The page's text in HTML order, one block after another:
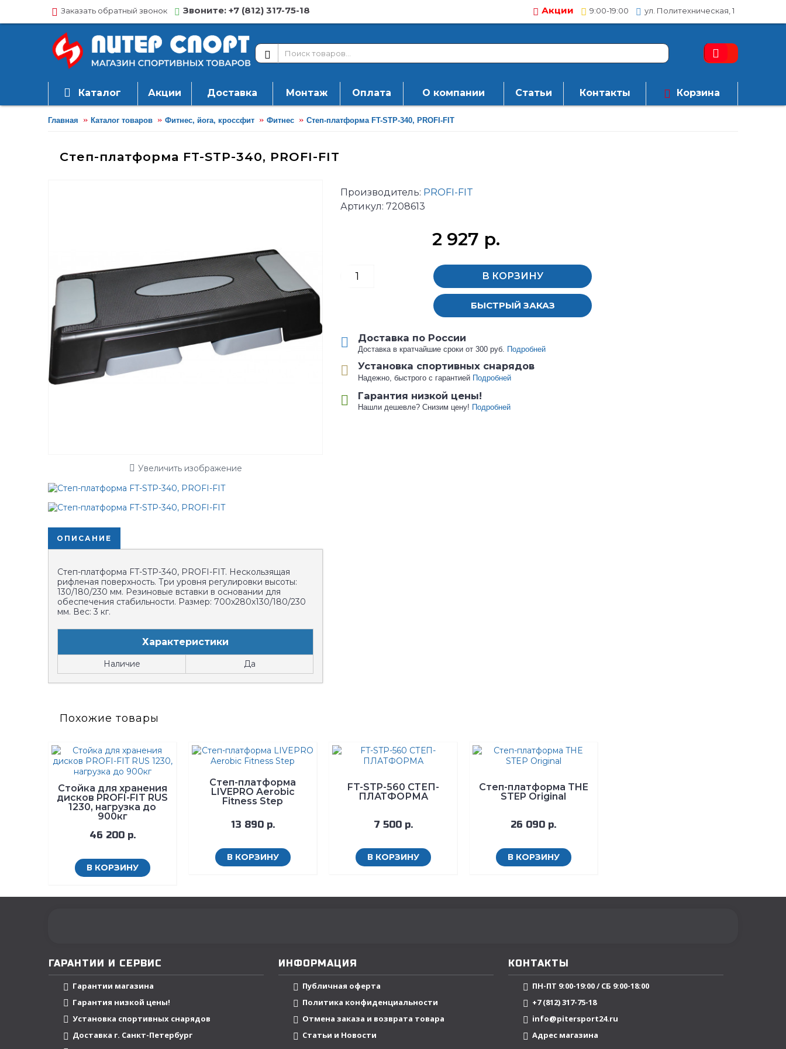
Заказать обратный звонок Звоните: +7 (812) 317-75-18 Акции 9:00-19:00 ул. Политехническая, 1
Каталог Акции Доставка Монтаж Оплата О компании Статьи Контакты Корзина
Главная Каталог товаров Фитнес, йога, кроссфит Фитнес Степ-платформа FT-STP-340, PROFI-FIT
Степ-платформа FT-STP-340, PROFI-FIT
Увеличить изображение
ОПИСАНИЕ
Степ-платформа FT-STP-340, PROFI-FIT. Нескользящая
рифленая поверхность. Три уровня регулировки высоты:
130/180/230 мм. Резиновые вставки в основании для
обеспечения стабильности. Размер: 700x280x130/180/230
мм. Вес: 3 кг.
Характеристики
Наличие Да
Производитель: PROFI-FIT
Артикул: 7208613
2 927 р.
В КОРЗИНУ
БЫСТРЫЙ ЗАКАЗ
Доставка по России
Доставка в кратчайшие сроки от 300 руб. Подробней
Установка спортивных снарядов
Надежно, быстрого с гарантией Подробней
Гарантия низкой цены!
Нашли дешевле? Снизим цену! Подробней
Похожие товары
Стойка для хранения
дисков PROFI-FIT RUS
1230, нагрузка до
900кг
46 200 р.
В КОРЗИНУ
Степ-платформа
LIVEPRO Aerobic
Fitness Step
13 890 р.
В КОРЗИНУ
FT-STP-560 СТЕП-
ПЛАТФОРМА
7 500 р.
В КОРЗИНУ
Степ-платформа THE
STEP Original
26 090 р.
В КОРЗИНУ
ГАРАНТИИ И СЕРВИС
Гарантии магазина
Гарантия низкой цены!
Установка спортивных снарядов
Доставка г. Санкт-Петербург
ИНФОРМАЦИЯ
Публичная оферта
Политика конфиденциальности
Отмена заказа и возврата товара
Статьи и Новости
КОНТАКТЫ
ПН-ПТ 9:00-19:00 / СБ 9:00-18:00
+7 (812) 317-75-18
info@pitersport24.ru
Адрес магазина